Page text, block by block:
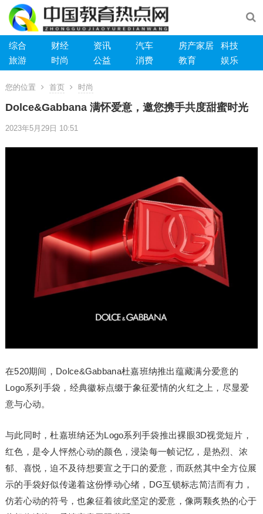
综合 财经 资讯 汽车 房产家居
科技
旅游
时尚 公益 消费 教育 娱乐
您的位置 首页 时尚
Dolce&Gabbana 满怀爱意，邀您携手共度甜蜜时光
2023年5月29日 10:51
在520期间，Dolce&Gabbana杜嘉班纳推出蕴藏满分爱意的
Logo系列手袋，经典徽标点缀于象征爱情的火红之上，尽显爱
意与心动。
与此同时，杜嘉班纳还为Logo系列手袋推出裸眼3D视觉短片，
红色，是令人怦然心动的颜色，浸染每一帧记忆，是热烈、浓
郁、喜悦，迫不及待想要宣之于口的爱意，而跃然其中全方位展
示的手袋好似传递着这份悸动心绪，DG互锁标志简洁而有力，
仿若心动的符号，也象征着彼此坚定的爱意，像两颗炙热的心于